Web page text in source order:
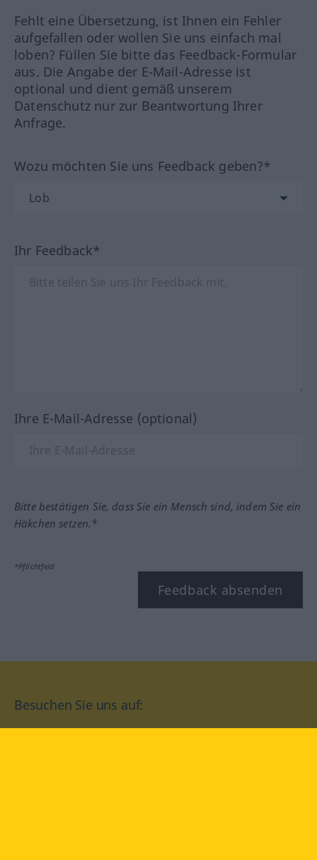
Fehlt eine Übersetzung, ist Ihnen ein Fehler
aufgefallen oder wollen Sie uns einfach mal
loben? Füllen Sie bitte das Feedback-Formular
aus. Die Angabe der E-Mail-Adresse ist
optional und dient gemäß unserem
Datenschutz nur zur Beantwortung Ihrer
Anfrage.
Wozu möchten Sie uns Feedback geben?*
Ihr Feedback*
Ihre E-Mail-Adresse (optional)
Bitte bestätigen Sie, dass Sie ein Mensch sind, indem Sie ein
Häkchen setzen.*
*Pflichtfeld
Feedback absenden
Besuchen Sie uns auf: